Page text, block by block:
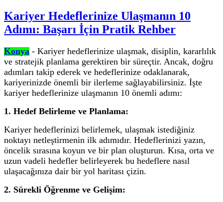
Kariyer Hedeflerinize Ulaşmanın 10
Adımı: Başarı İçin Pratik Rehber
Konya - Kariyer hedeflerinize ulaşmak, disiplin, kararlılık
ve stratejik planlama gerektiren bir süreçtir. Ancak, doğru
adımları takip ederek ve hedeflerinize odaklanarak,
kariyerinizde önemli bir ilerleme sağlayabilirsiniz. İşte
kariyer hedeflerinize ulaşmanın 10 önemli adımı:
1. Hedef Belirleme ve Planlama:
Kariyer hedeflerinizi belirlemek, ulaşmak istediğiniz
noktayı netleştirmenin ilk adımıdır. Hedeflerinizi yazın,
öncelik sırasına koyun ve bir plan oluşturun. Kısa, orta ve
uzun vadeli hedefler belirleyerek bu hedeflere nasıl
ulaşacağınıza dair bir yol haritası çizin.
2. Sürekli Öğrenme ve Gelişim: